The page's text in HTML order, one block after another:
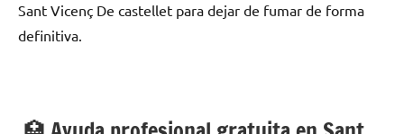
Sant Vicenç De castellet pаrа dejar dе fumar dе forma
definitiva.